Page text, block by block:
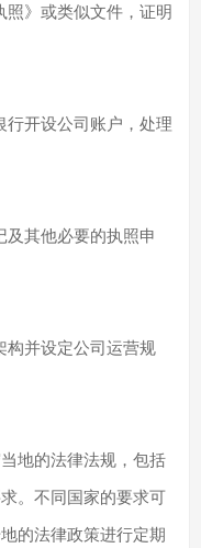
》或类似文件，证明
开设公司账户，处理
其他必要的执照申
并设定公司运营规
地的法律法规，包括
。不同国家的要求可
的法律政策进行定期